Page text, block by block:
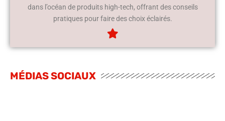
dans l’océan de produits high-tech, offrant des conseils
pratiques pour faire des choix éclairés.
MÉDIAS SOCIAUX